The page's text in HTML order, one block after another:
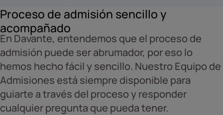
Proceso de admisión sencillo y
acompañado
En Davante, entendemos que el proceso de
admisión puede ser abrumador, por eso lo
hemos hecho fácil y sencillo. Nuestro Equipo de
Admisiones está siempre disponible para
guiarte a través del proceso y responder
cualquier pregunta que pueda tener.